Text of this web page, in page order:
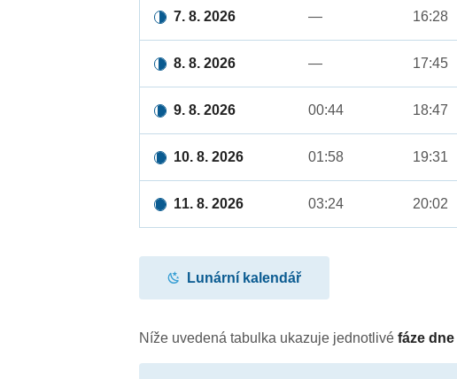
7. 8. 2026 — 16:28
8. 8. 2026 — 17:45
9. 8. 2026 00:44 18:47
10. 8. 2026 01:58 19:31
11. 8. 2026 03:24 20:02
Lunární kalendář
Níže uvedená tabulka ukazuje jednotlivéfáze dne